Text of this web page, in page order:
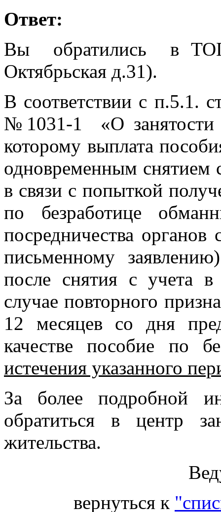
Ответ:
Вы обратились в
Октябрьская д.31).
В соответствии с п.5.1.
№1031-1 «О занятости
которому выплата
одновременным снятием
в связи с попыткой
по безработице
посредничества
письменному
после снятия с учета
случае повторного
12 месяцев со дня
качестве пособие по
истечения указанного
За более подробной
обратиться в центр
жительства.
вернуться к